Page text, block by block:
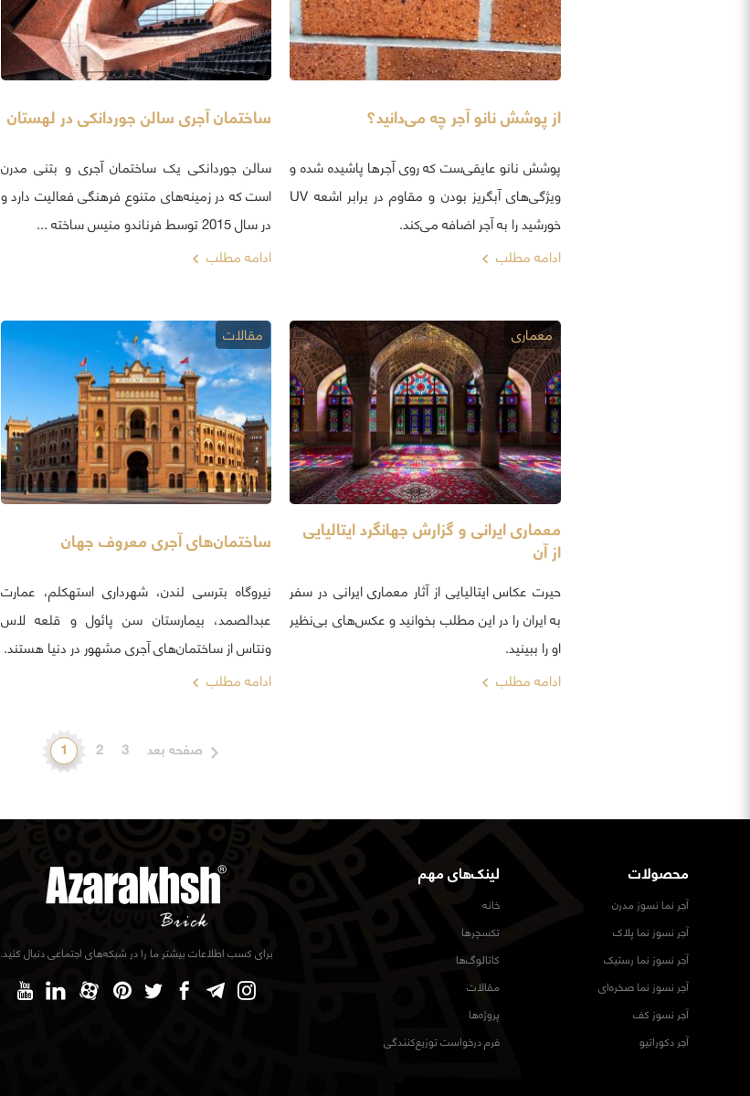
از پوشش نانو آجر چه می‌دانید؟
پوشش نانو عایقی‌ست که روی آجرها پاشیده شده و
ویژگی‌های آبگریز بودن و مقاوم در برابر اشعه UV
خورشید را به آجر اضافه می‌کند.
ادامه مطلب
ساختمان آجری سالن جوردانکی در لهستان
سالن جوردانکی یک ساختمان آجری و بتنی مدرن
است که در زمینه‌های متنوع فرهنگی فعالیت دارد و
در سال 2015 توسط فرناندو منیس ساخته ...
ادامه مطلب
معماری ایرانی و گزارش جهانگرد ایتالیایی
از آن
حیرت عکاس ایتالیایی از آثار معماری ایرانی در سفر
به ایران را در این مطلب بخوانید و عکس‌های بی‌نظیر
او را ببینید.
معماری
ادامه مطلب
ساختمان‌های آجری معروف جهان
نیروگاه بترسی لندن، شهرداری استهکلم، عمارت
عبدالصمد، بیمارستان سن پائول و قلعه لاس
ونتاس از ساختمان‌های آجری مشهور در دنیا هستند.
مقالات
ادامه مطلب
1 2 3 صفحه بعد
محصولات
آجر نما نسوز مدرن
آجر نسوز نما پلاک
آجر نسوز نما رستیک
آجر نسوز نما صخره‌ای
آجر نسوز کف
آجر دکوراتیو
لینک‌های مهم
خانه
تکسچرها
کاتالوگ‌ها
مقالات
پروژه‌ها
فرم درخواست توزیع‌کنندگی
برای کسب اطلاعات بیشتر ما را در شبکه‌های اجتماعی دنبال کنید.